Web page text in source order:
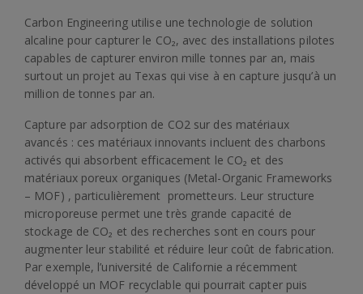
Carbon Engineering utilise une technologie de solution
alcaline pour capturer le CO₂, avec des installations pilotes
capables de capturer environ mille tonnes par an, mais
surtout un projet au Texas qui vise à en capture jusqu’à un
million de tonnes par an.
Capture par adsorption de CO2 sur des matériaux
avancés : ces matériaux innovants incluent des charbons
activés qui absorbent efficacement le CO₂ et des
matériaux poreux organiques (Metal-Organic Frameworks
– MOF) , particulièrement prometteurs. Leur structure
microporeuse permet une très grande capacité de
stockage de CO₂ et des recherches sont en cours pour
augmenter leur stabilité et réduire leur coût de fabrication.
Par exemple, l’université de Californie a récemment
développé un MOF recyclable qui pourrait capter puis